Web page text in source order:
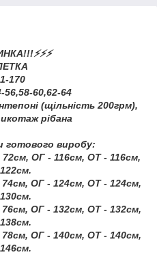
170
60,62-64
(щільність 200грм),
рiбана
готового виробу:
ОГ - 116см, ОТ - 116см,
ОГ - 124см, ОТ - 124см,
ОГ - 132см, ОТ - 132см,
ОГ - 140см, ОТ - 140см,